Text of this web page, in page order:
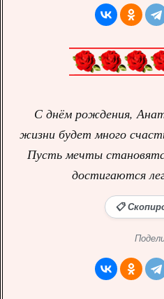
С днём рождения,
жизни будет много
Пусть мечты
достигаются
📋